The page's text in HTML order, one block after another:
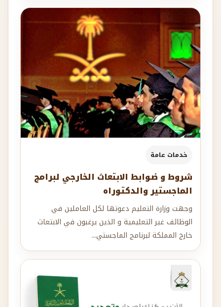
خدمات عامة
شروط و ضوابط الابتعاث الخارجي لبرامج
الماجستير والدكتوراه
وجهت وزارة التعليم دعوتها لكل العاملين في
الوظائف غير التعليمية و الذين يرغبون في الابتعاث
خارج المملكة لبرنامج الماجستي...